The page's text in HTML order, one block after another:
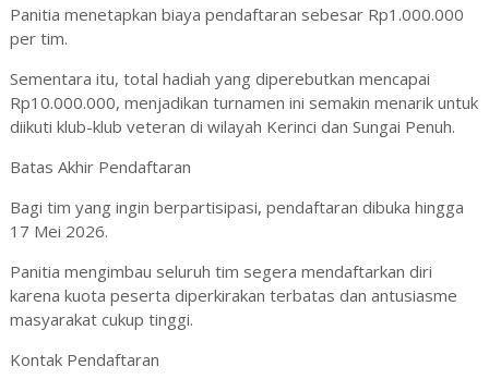
Panitia menetapkan biaya pendaftaran sebesar Rp1.000.000
per tim.
Sementara itu, total hadiah yang diperebutkan mencapai
Rp10.000.000, menjadikan turnamen ini semakin menarik untuk
diikuti klub-klub veteran di wilayah Kerinci dan Sungai Penuh.
Batas Akhir Pendaftaran
Bagi tim yang ingin berpartisipasi, pendaftaran dibuka hingga
17 Mei 2026.
Panitia mengimbau seluruh tim segera mendaftarkan diri
karena kuota peserta diperkirakan terbatas dan antusiasme
masyarakat cukup tinggi.
Kontak Pendaftaran